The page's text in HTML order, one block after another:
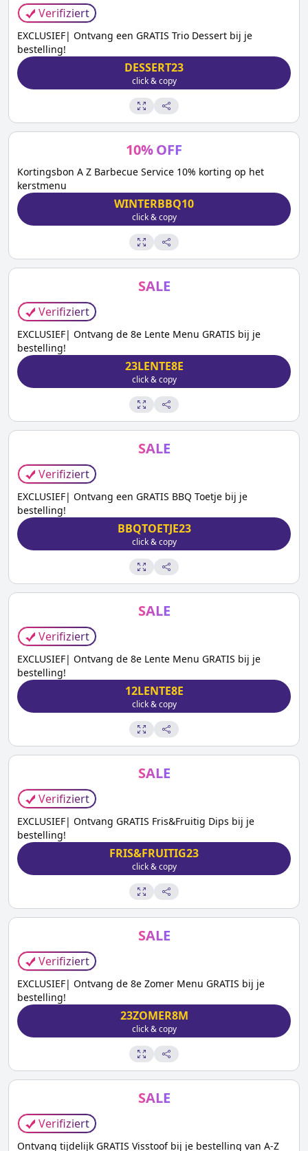
Verifiziert
EXCLUSIEF| Ontvang een GRATIS Trio Dessert bij je
bestelling!
DESSERT23
click & copy
10%OFF
Kortingsbon A Z Barbecue Service 10% korting op het
kerstmenu
WINTERBBQ10
click & copy
SALE
Verifiziert
EXCLUSIEF| Ontvang de 8e Lente Menu GRATIS bij je
bestelling!
23LENTE8E
click & copy
SALE
Verifiziert
EXCLUSIEF| Ontvang een GRATIS BBQ Toetje bij je
bestelling!
BBQTOETJE23
click & copy
SALE
Verifiziert
EXCLUSIEF| Ontvang de 8e Lente Menu GRATIS bij je
bestelling!
12LENTE8E
click & copy
SALE
Verifiziert
EXCLUSIEF| Ontvang GRATIS Fris&Fruitig Dips bij je
bestelling!
FRIS&FRUITIG23
click & copy
SALE
Verifiziert
EXCLUSIEF| Ontvang de 8e Zomer Menu GRATIS bij je
bestelling!
23ZOMER8M
click & copy
SALE
Verifiziert
Ontvang tijdelijk GRATIS Visstoof bij je bestelling van A-Z